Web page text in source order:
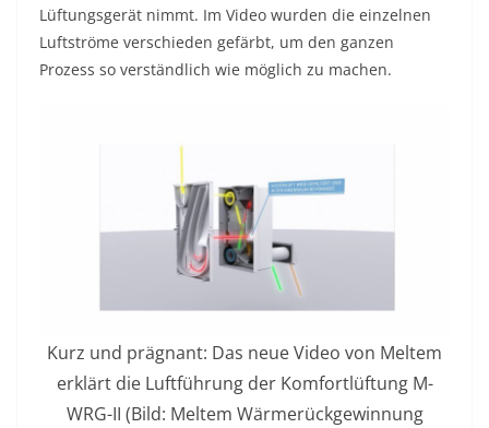
Lüftungsgerät nimmt. Im Video wurden die einzelnen
Luftströme verschieden gefärbt, um den ganzen
Prozess so verständlich wie möglich zu machen.
Kurz und prägnant: Das neue Video von Meltem
erklärt die Luftführung der Komfortlüftung M-
WRG-II (Bild: Meltem Wärmerückgewinnung